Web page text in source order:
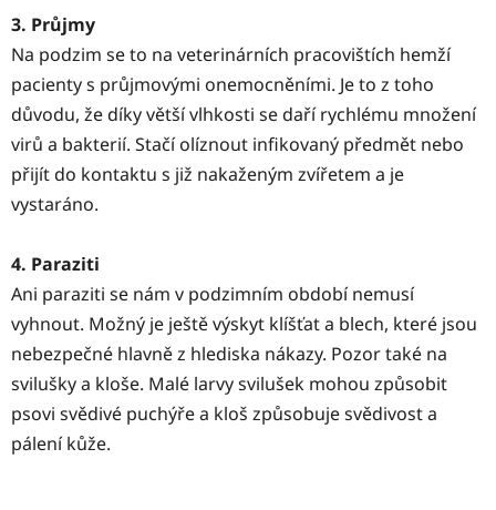
3. Průjmy
Na podzim se to na veterinárních pracovištích hemží
pacienty s průjmovými onemocněními. Je to z toho
důvodu, že díky větší vlhkosti se daří rychlému množení
virů a bakterií. Stačí olíznout infikovaný předmět nebo
přijít do kontaktu s již nakaženým zvířetem a je
vystaráno.
4. Paraziti
Ani paraziti se nám v podzimním období nemusí
vyhnout. Možný je ještě výskyt klíšťat a blech, které jsou
nebezpečné hlavně z hlediska nákazy. Pozor také na
svilušky a kloše. Malé larvy svilušek mohou způsobit
psovi svědivé puchýře a kloš způsobuje svědivost a
pálení kůže.